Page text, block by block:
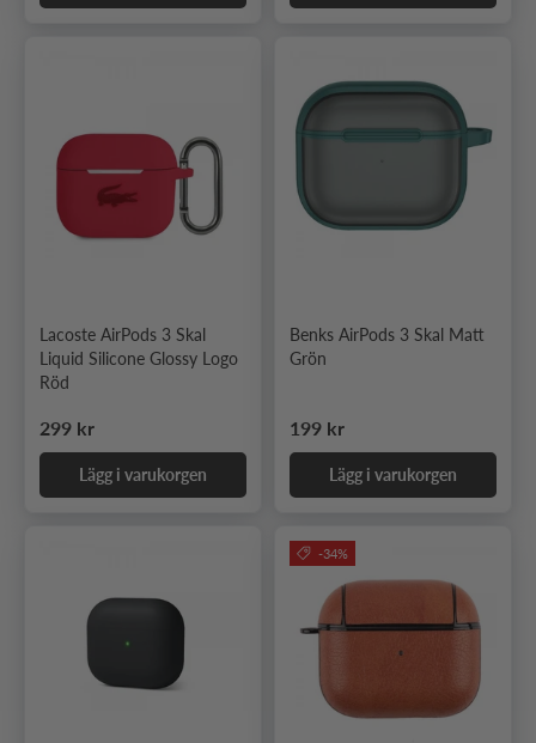
Lacoste AirPods 3 Skal
Liquid Silicone Glossy Logo
Röd
Ordinarie pris
299 kr
Lägg i varukorgen
Benks AirPods 3 Skal Matt
Grön
Ordinarie pris
199 kr
Lägg i varukorgen
-34%